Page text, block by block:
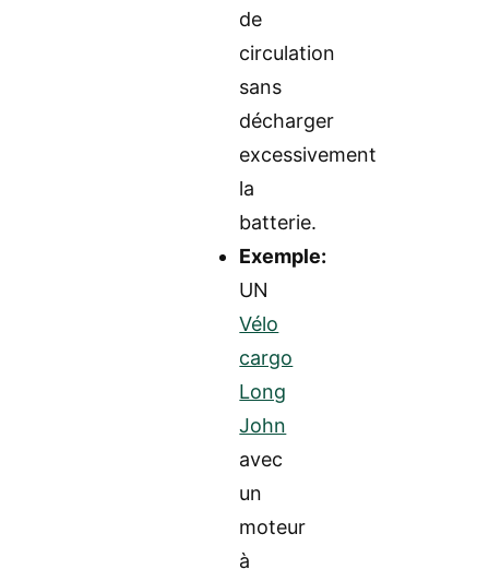
de
circulation
sans
décharger
excessivement
la
batterie.
Exemple:
UN
Vélo
cargo
Long
John
avec
un
moteur
à